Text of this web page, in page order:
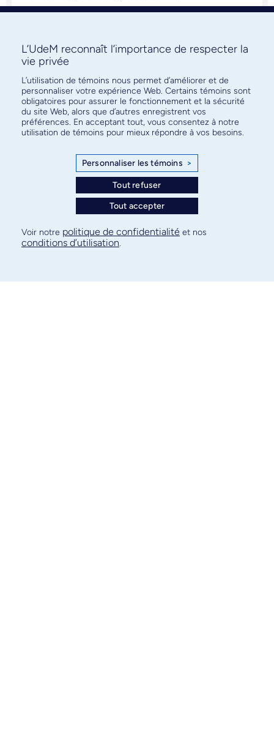
Chantal Vézina
Pavillon Roger-Gaudry, bureau S-707
TECHNICIENNE EN COORDINATION DU
TRAVAIL DE BUREAU
Linda Poirier
linda.poirier@umontreal.ca
Pavillon Roger-Gaudry, bureau S-707
L’UdeM reconnaît l’importance de respecter la
vie privée
L’utilisation de témoins nous permet d’améliorer et de
personnaliser votre expérience Web. Certains témoins sont
obligatoires pour assurer le fonctionnement et la sécurité
du site Web, alors que d’autres enregistrent vos
préférences. En acceptant tout, vous consentez à notre
utilisation de témoins pour mieux répondre à vos besoins.
Personnaliser les témoins >
Tout refuser
Tout accepter
Voir notre politique de confidentialité et nos
conditions d’utilisation.